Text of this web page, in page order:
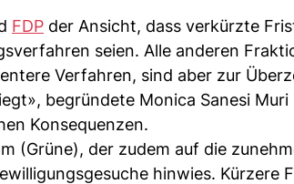
FDP der Ansicht, dass verkürzte
seien. Alle anderen
Verfahren, sind aber zur
begründete Monica Sanesi
Konsequenzen.
(Grüne), der zudem auf die
hinwies. Kürzere